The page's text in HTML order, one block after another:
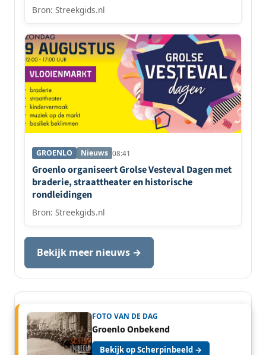
Bron: Streekgids.nl
GROENLO Nieuws 08:41
Groenlo organiseert Grolse Vesteval Dagen met
braderie, straattheater en historische
rondleidingen
Bron: Streekgids.nl
Bekijk meer nieuws →
FOTO VAN DE DAG
Groenlo Onbekend
Bekijk op Scherpinbeeld →